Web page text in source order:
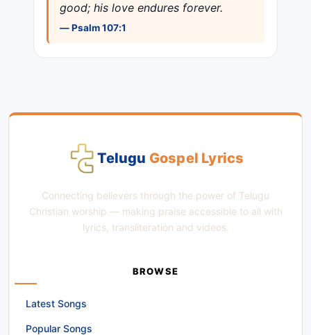
good; his love endures forever.
— Psalm 107:1
Telugu Gospel Lyrics
Connecting believers through the power of Telugu
Christian worship — making praise accessible to all with
lyrics, transliteration and videos.
BROWSE
Latest Songs
Popular Songs